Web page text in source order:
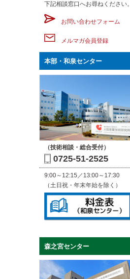
下記相談窓口へお尋ねください。
お問い合わせフォーム
メルマガ会員登録
本部・和泉センター
（技術相談・総合受付）
0725-51-2525
9:00～12:15／13:00～17:30
（土日祝・年末年始を除く）
森之宮センター